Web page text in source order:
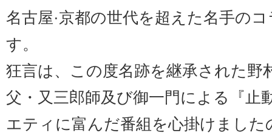
名古屋·京都の世代を超えた名手の
す。
狂言は、この度名跡を継承された野
父・又三郎師及び御一門による『止
エティに富んだ番組を心掛けました